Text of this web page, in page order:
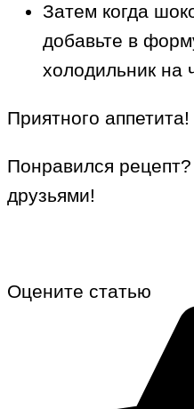
Затем когда
добавьте в
холодильник на
Приятного аппетита!
Понравился
друзьями!
Оцените статью